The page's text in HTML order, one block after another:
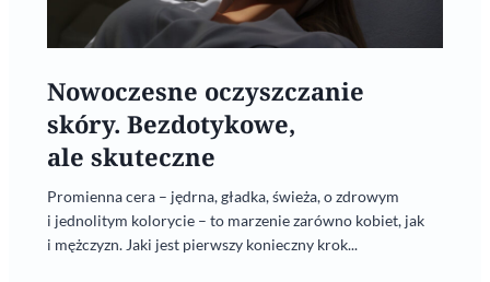
Nowoczesne oczyszczanie
skóry. Bezdotykowe,
ale skuteczne
Promienna cera – jędrna, gładka, świeża, o zdrowym
i jednolitym kolorycie – to marzenie zarówno kobiet, jak
i mężczyzn. Jaki jest pierwszy konieczny krok...